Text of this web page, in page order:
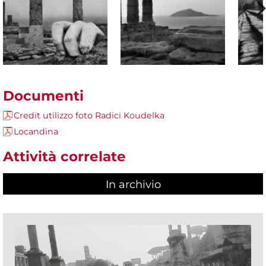
Documenti
Credit utilizzo foto Radici Koudelka
Locandina
Attività correlate
In archivio